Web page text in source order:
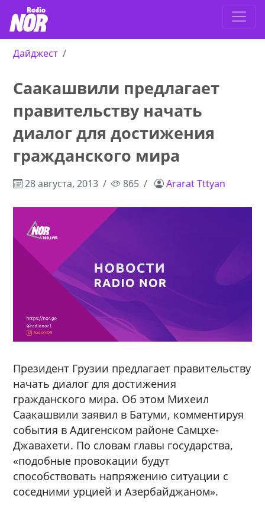
Дайджест
Саакашвили предлагает
правительству начать
диалог для достижения
гражданского мира
28 августа, 2013 865 Ararat Tttyan
Президент Грузии предлагает правительству
начать диалог для достижения
гражданского мира. Об этом Михеил
Саакашвили заявил в Батуми, комментируя
события в Адигенском районе Самцхе-
Джавахети. По словам главы государства,
«подобные провокации будут
способствовать напряжению ситуации с
соседними урцией и Азербайджаном».